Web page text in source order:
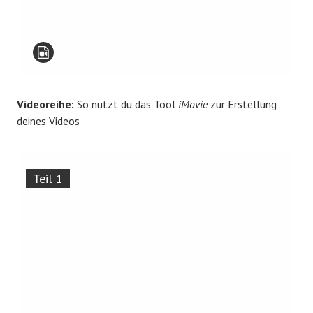
Videoreihe: So nutzt du das Tool iMoviezur Erstellung
deines Videos
Teil 1